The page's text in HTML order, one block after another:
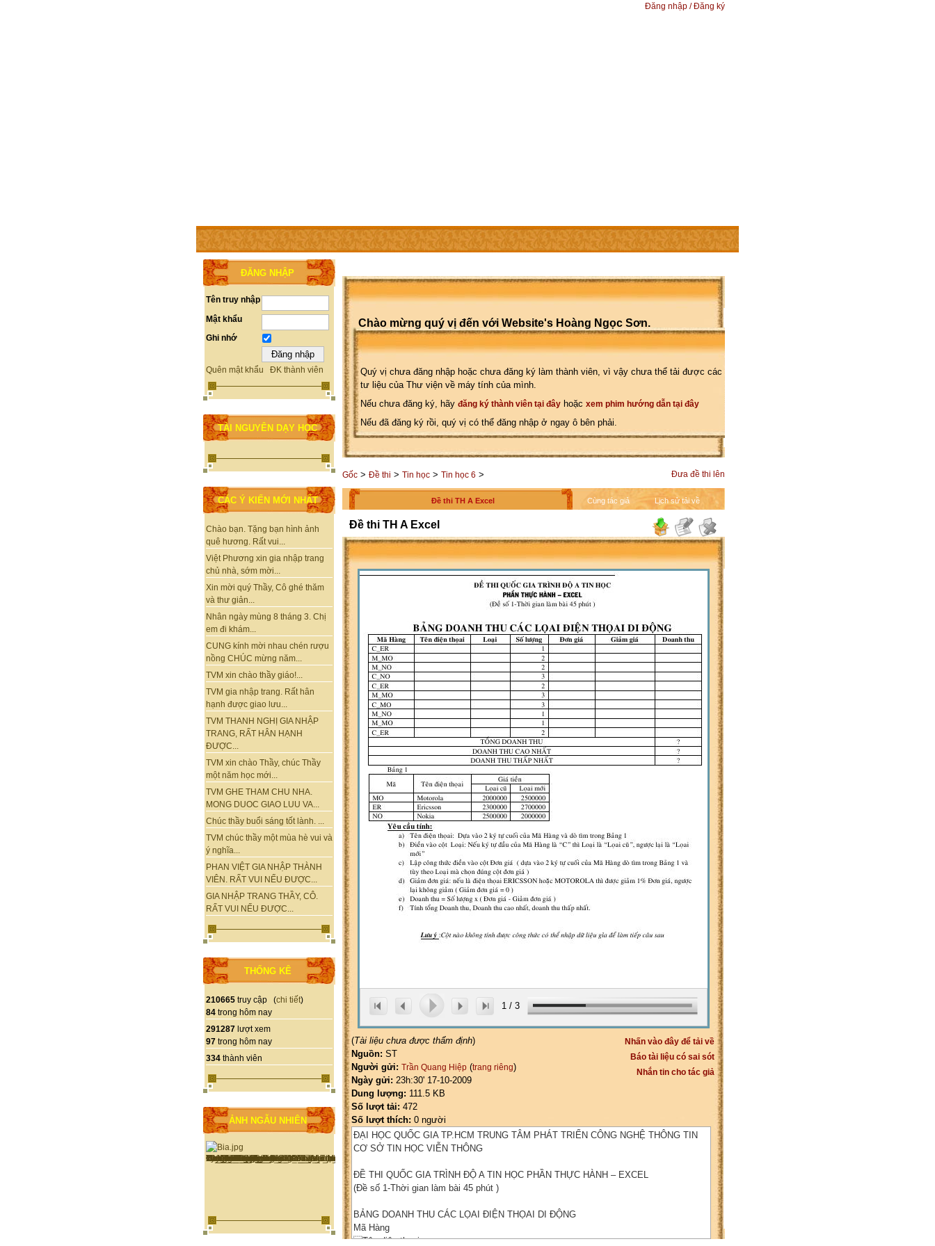
Đăng nhập / Đăng ký
TRANG CHỦ THÀNH VIÊN TRỢ GIÚP WEBSITE LIÊN KẾT
ĐĂNG NHẬP
Tên truy nhập
Mật khẩu
Ghi nhớ
Quên mật khẩu ĐK thành viên
TÀI NGUYÊN DẠY HỌC
CÁC Ý KIẾN MỚI NHẤT
Chào bạn. Tặng bạn hình ảnh
quê hương. Rất vui...
Việt Phương xin gia nhập trang
chủ nhà, sớm mời...
Xin mời quý Thầy, Cô ghé thăm
và thư giản...
Nhân ngày mùng 8 tháng 3. Chị
em đi khám...
CUNG kính mời nhau chén rượu
nồng CHÚC mừng năm...
TVM xin chào thầy giáo!...
TVM gia nhập trang. Rất hân
hạnh được giao lưu...
TVM THANH NGHỊ GIA NHẬP
TRANG, RẤT HÂN HẠNH
ĐƯỢC...
TVM xin chào Thầy, chúc Thầy
một năm học mới...
TVM GHE THAM CHU NHA.
MONG DUOC GIAO LUU VA...
Chúc thầy buổi sáng tốt lành. ...
TVM chúc thầy một mùa hè vui và
ý nghĩa...
PHAN VIỆT GIA NHẬP THÀNH
VIÊN. RẤT VUI NẾU ĐƯỢC...
GIA NHẬP TRANG THẦY, CÔ.
RẤT VUI NẾU ĐƯỢC...
THỐNG KÊ
210665 truy cập (chi tiết)
84 trong hôm nay
291287 lượt xem
97 trong hôm nay
334 thành viên
ẢNH NGẪU NHIÊN
Chào mừng quý vị đến với Website's Hoàng Ngọc Sơn.
Quý vị chưa đăng nhập hoặc chưa đăng ký làm thành viên, vì vậy chưa thể tải được các
tư liệu của Thư viện về máy tính của mình.
Nếu chưa đăng ký, hãy đăng ký thành viên tại đây hoặc xem phim hướng dẫn tại đây
Nếu đã đăng ký rồi, quý vị có thể đăng nhập ở ngay ô bên phải.
Đưa đề thi lên
Gốc > Đề thi > Tin học > Tin học 6 >
Đề thi TH A Excel Cùng tác giả Lịch sử tải về
Đề thi TH A Excel
1/ 3
Nhấn vào đây để tải về
Báo tài liệu có sai sót
Nhắn tin cho tác giả
(Tài liệu chưa được thẩm định)
Nguồn: ST
Người gửi: Trần Quang Hiệp (trang riêng)
Ngày gửi: 23h:30' 17-10-2009
Dung lượng: 111.5 KB
Số lượt tải: 472
Số lượt thích: 0 người
ĐẠI HỌC QUỐC GIA TP.HCM TRUNG TÂM PHÁT TRIỂN CÔNG NGHỆ THÔNG TIN
CƠ SỞ TIN HỌC VIỄN THÔNG
ĐỀ THI QUỐC GIA TRÌNH ĐỘ A TIN HỌC PHẦN THỰC HÀNH – EXCEL
(Đề số 1-Thời gian làm bài 45 phút )
BẢNG DOANH THU CÁC LỌAI ĐIỆN THỌAI DI ĐỘNG
Mã Hàng
Tên điện thọai